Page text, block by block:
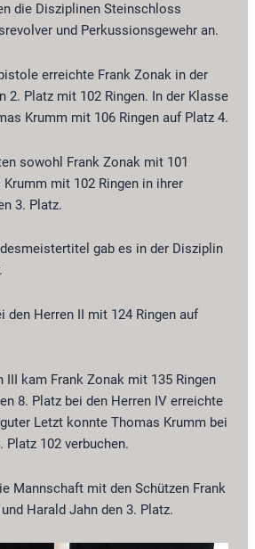
die Disziplinen Steinschloss
und Perkussionsgewehr an.
erreichte Frank Zonak in der
2. Platz mit 102 Ringen. In der Klasse
Krumm mit 106 Ringen auf Platz 4.
sowohl Frank Zonak mit 101
Krumm mit 102 Ringen in ihrer
3. Platz.
gab es in der Disziplin
den Herren II mit 124 Ringen auf
III kam Frank Zonak mit 135 Ringen
8. Platz bei den Herren IV erreichte
Letzt konnte Thomas Krumm bei
Platz 102 verbuchen.
Mannschaft mit den Schützen Frank
Harald Jahn den 3. Platz.